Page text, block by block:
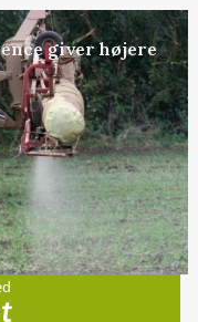
giver højere